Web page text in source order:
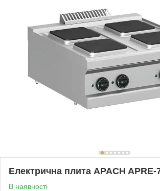
Електрична плита APACH APRE-
В наявності